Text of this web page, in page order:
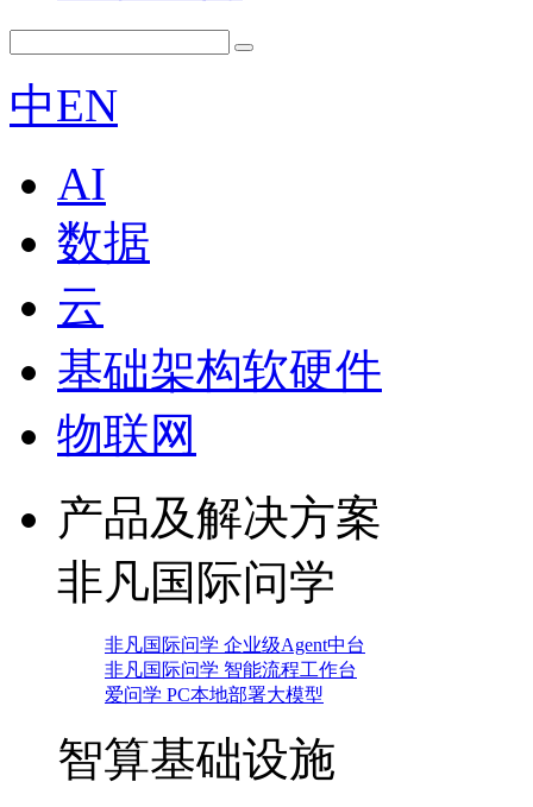
中EN
AI
数据
云
基础架构软硬件
物联网
产品及解决方案
非凡国际问学
非凡国际问学 企业级Agent中台
非凡国际问学 智能流程工作台
爱问学 PC本地部署大模型
智算基础设施